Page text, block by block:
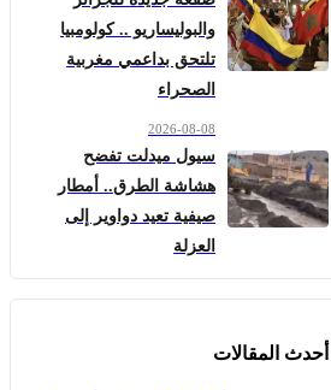
والبوليساريو .. كولومبيا
تلتحق بداعمي مغربية
الصحراء
2026-08-08
سيول ميدلت تفضح
هشاشة الطرق.. أمطار
صيفية تعيد دواوير إلى
العزلة
أحدث المقالات